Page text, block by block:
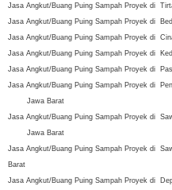
Jasa Angkut/Buang Puing Sampah Proyek di
Jasa Angkut/Buang Puing Sampah Proyek di
Jasa Angkut/Buang Puing Sampah Proyek di
Jasa Angkut/Buang Puing Sampah Proyek di
Jasa Angkut/Buang Puing Sampah Proyek di
Jasa Angkut/Buang Puing Sampah Proyek di
Jawa Barat
Jasa Angkut/Buang Puing Sampah Proyek di
Jawa Barat
Jasa Angkut/Buang Puing Sampah Proyek di
Barat
Jasa Angkut/Buang Puing Sampah Proyek di